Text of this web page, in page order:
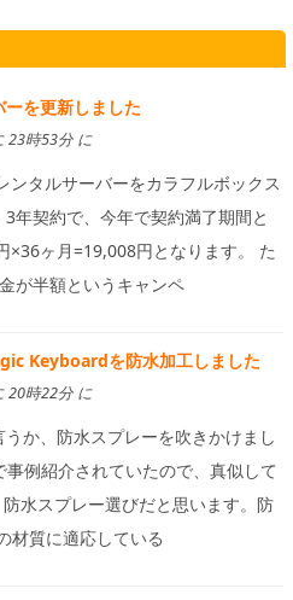
ーを更新しました
23時53分 に
ンタルサーバーをカラフルボックス
年契約で、今年で契約満了期間と
×36ヶ月=19,008円となります。 た
が半額というキャンペ
Keyboardを防水加工しました
20時22分 に
か、防水スプレーを吹きかけまし
事例紹介されていたので、真似して
水スプレー選びだと思います。防
質に適応している